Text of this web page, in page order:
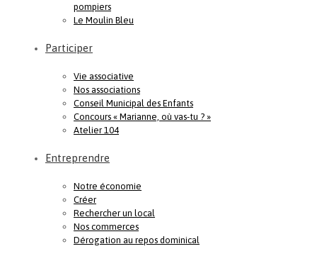
pompiers
Le Moulin Bleu
Participer
Vie associative
Nos associations
Conseil Municipal des Enfants
Concours « Marianne, où vas-tu ? »
Atelier 104
Entreprendre
Notre économie
Créer
Rechercher un local
Nos commerces
Dérogation au repos dominical